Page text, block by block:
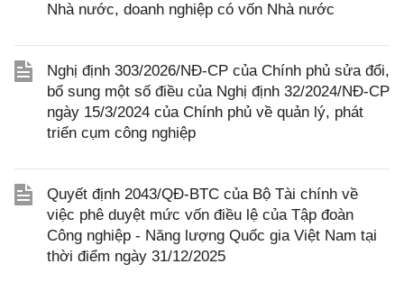
Nhà nước, doanh nghiệp có vốn Nhà nước
Nghị định 303/2026/NĐ-CP của Chính phủ sửa đổi,
bổ sung một số điều của Nghị định 32/2024/NĐ-CP
ngày 15/3/2024 của Chính phủ về quản lý, phát
triển cụm công nghiệp
Quyết định 2043/QĐ-BTC của Bộ Tài chính về
việc phê duyệt mức vốn điều lệ của Tập đoàn
Công nghiệp - Năng lượng Quốc gia Việt Nam tại
thời điểm ngày 31/12/2025